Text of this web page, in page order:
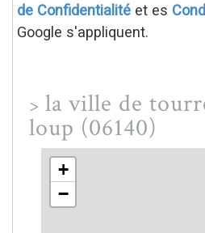
de Confidentialité et es
Google s'appliquent.
> la ville de
loup (06140)
+
−